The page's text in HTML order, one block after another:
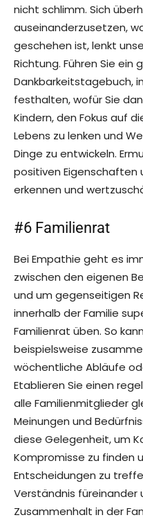
nicht schlimm. Sich
auseinanderzusetzen,
geschehen ist, lenkt
Richtung. Führen Sie ein
Dankbarkeitstagebuch,
festhalten, wofür Sie
Kindern, den Fokus auf
Lebens zu lenken und
Dinge zu entwickeln.
positiven Eigenschaften
erkennen und
#6 Familienrat
Bei Empathie geht es
zwischen den eigenen
und um gegenseitigen
innerhalb der Familie
Familienrat üben. So
beispielsweise
wöchentliche Abläufe
Etablieren Sie einen
alle Familienmitglieder
Meinungen und
diese Gelegenheit, um
Kompromisse zu finden
Entscheidungen zu
Verständnis füreinander
Zusammenhalt in der